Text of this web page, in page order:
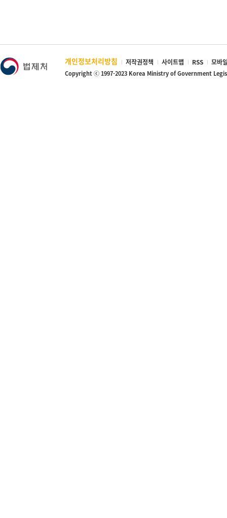
개인정보처리방침 저작권정책 사이트맵 RSS 모바
Copyright ⓒ 1997-2023 Korea Ministry of Government